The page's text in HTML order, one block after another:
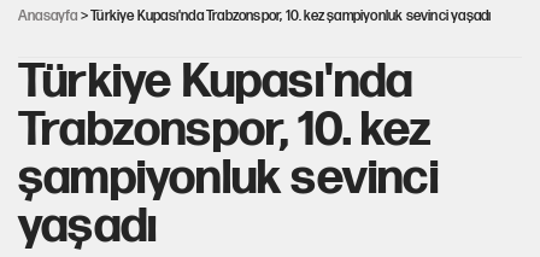
Anasayfa > Türkiye Kupası'nda Trabzonspor, 10. kez şampiyonluk sevinci yaşadı
Türkiye Kupası'nda
Trabzonspor, 10. kez
şampiyonluk sevinci
yaşadı